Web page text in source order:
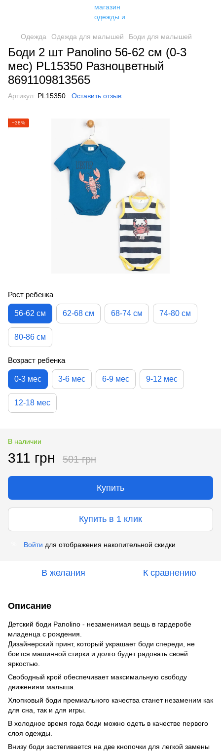
Одежда Одежда для малышей Боди для малышей
Боди 2 шт Panolino 56-62 см (0-3
мес) PL15350 Разноцветный
8691109813565
Артикул: PL15350 Оставить отзыв
−38%
Рост ребенка
56-62 см 62-68 см 68-74 см 74-80 см
80-86 см
Возраст ребенка
0-3 мес 3-6 мес 6-9 мес 9-12 мес
12-18 мес
В наличии
311 грн 501 грн
Купить
Купить в 1 клик
Войти для отображения накопительной скидки
В желания К сравнению
Описание
Детский боди Panolino - незаменимая вещь в гардеробе
младенца с рождения.
Дизайнерский принт, который украшает боди спереди, не
боится машинной стирки и долго будет радовать своей
яркостью.
Свободный крой обеспечивает максимальную свободу
движениям малыша.
Хлопковый боди премиального качества станет незаменим как
для сна, так и для игры.
В холодное время года боди можно одеть в качестве первого
слоя одежды.
Внизу боди застегивается на две кнопочки для легкой замены